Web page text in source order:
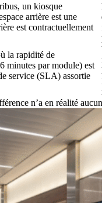
un kiosque
arrière est une
est contractuellement
la rapidité de
minutes par module) est
service (SLA) assortie
n’a en réalité